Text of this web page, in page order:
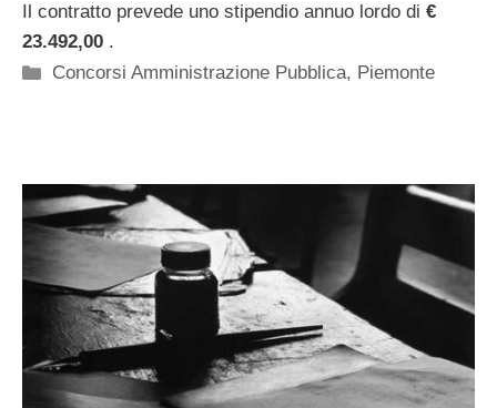
Il contratto prevede uno stipendio annuo lordo di €
23.492,00 .
Categorie
Concorsi Amministrazione Pubblica, Piemonte